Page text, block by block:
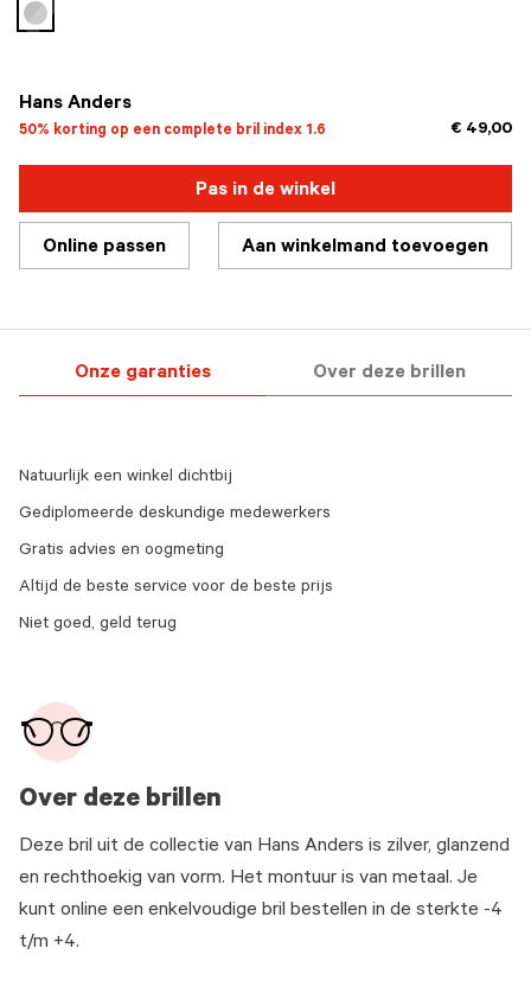
Hans Anders
50% korting op een complete bril index 1.6 € 49,00
geselecteerd
Pas in de winkel
Online passen Aan winkelmand toevoegen
Onze garanties Over deze brillen
Over deze brillen
Deze bril uit de collectie van Hans Anders is zilver, glanzend
en rechthoekig van vorm. Het montuur is van metaal. Je
kunt online een enkelvoudige bril bestellen in de sterkte -4
t/m +4.
Natuurlijk een winkel dichtbij
Gediplomeerde deskundige medewerkers
Gratis advies en oogmeting
Altijd de beste service voor de beste prijs
Niet goed, geld terug